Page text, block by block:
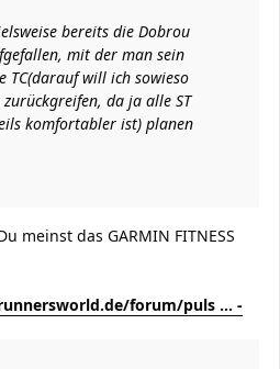
bereits die Dobrou
mit der man sein
TC(darauf will ich sowieso
da ja alle ST
komfortabler ist) planen
meinst das GARMIN FITNESS
forum/puls ... -